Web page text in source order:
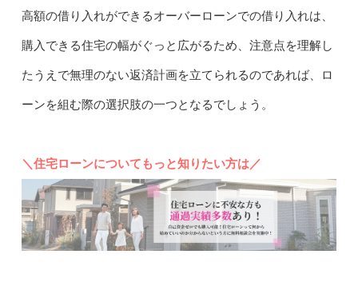
高額の借り入れができるオーバーローンでの借り入れは、
購入できる住宅の幅がぐっと広がるため、注意点を理解し
たうえで無理のない返済計画を立てられるのであれば、ロ
ーンを組む際の選択肢の一つとなるでしょう。
＼住宅ローンについてもっと知りたい方は／